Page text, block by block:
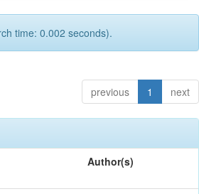
time: 0.002 seconds).
previous 1 next
Author(s)